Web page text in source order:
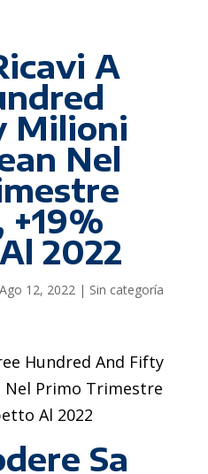
A
Milioni
Nel
+19%
2022
Ago 12, 2022| Sin categoría
Hundred And Fifty
Nel Primo Trimestre
Al 2022
Sa